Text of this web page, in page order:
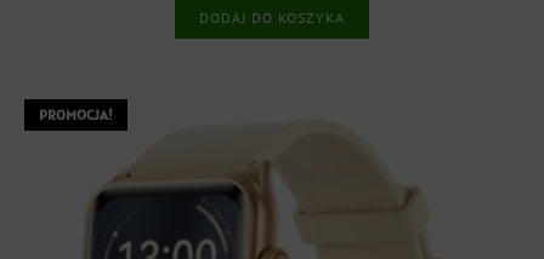
799,00 zł.639,00 zł.
DODAJ DO KOSZYKA
PROMOCJA!